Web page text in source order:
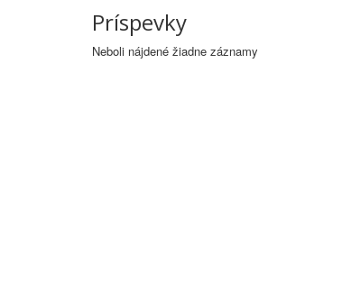
Príspevky
Neboli nájdené žiadne záznamy